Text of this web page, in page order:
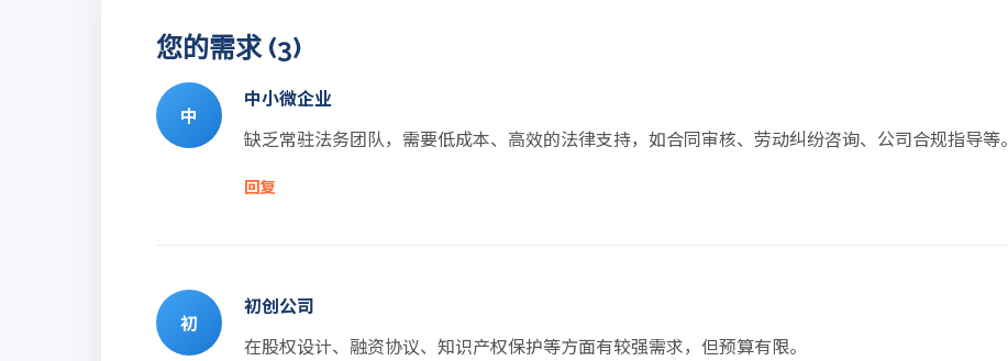
您的需求 (3)
中
中小微企业
缺乏常驻法务团队，需要低成本、高效的法律支持，如合同审核、劳动纠纷咨询、公司合规指导等。
回复
初
初创公司
在股权设计、融资协议、知识产权保护等方面有较强需求，但预算有限。